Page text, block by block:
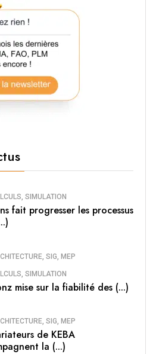
SIMULATION
fait progresser les processus
SIG, MEP
SIMULATION
mise sur la fiabilité des (...)
SIG, MEP
de KEBA
la (...)